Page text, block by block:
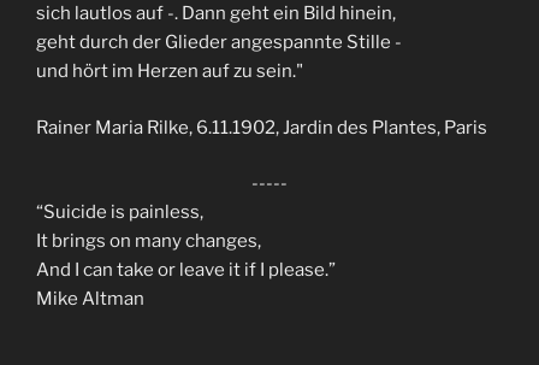
sich lautlos auf -. Dann geht ein Bild hinein,
geht durch der Glieder angespannte Stille -
und hört im Herzen auf zu sein."
Rainer Maria Rilke, 6.11.1902, Jardin des Plantes, Paris
-----
“Suicide is painless,
It brings on many changes,
And I can take or leave it if I please.”
Mike Altman